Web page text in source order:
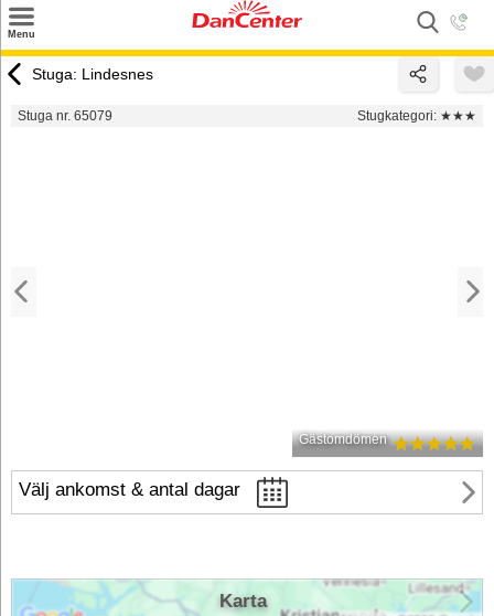
Menu
Tilbud
Stuga: Lindesnes
Stuga nr. 65079 Stugkategori: ★★★
Gästomdömen
Välj ankomst & antal dagar
Karta